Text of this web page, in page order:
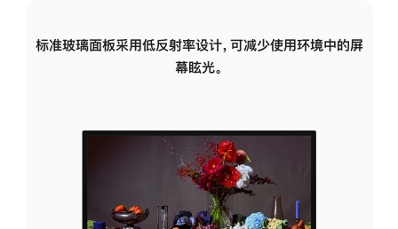
标准玻璃面板采用低反射率设计，可减少使用环境中的屏
幕眩光。